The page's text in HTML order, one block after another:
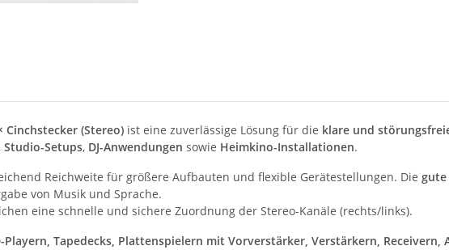
(Stereo) ist eine zuverlässige Lösung für die klare und
Studio-Setups, DJ-Anwendungen sowie Heimkino-Installationen.
Reichweite für größere Aufbauten und flexible Gerätestellungen. Die gute
von Musik und Sprache.
eine schnelle und sichere Zuordnung der Stereo-Kanäle (rechts/links).
Playern, Tapedecks, Plattenspielern mit Vorverstärker, Verstärkern,